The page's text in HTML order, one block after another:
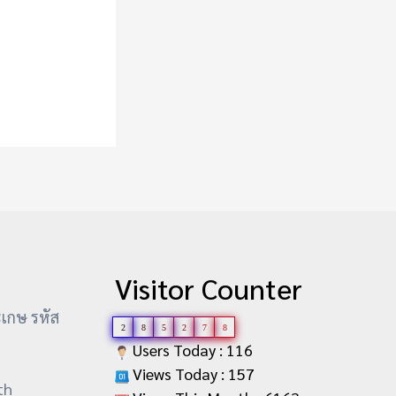
กษ รหัส
Visitor Counter
2 8 5 2 7 8
Users Today : 116
Views Today : 157